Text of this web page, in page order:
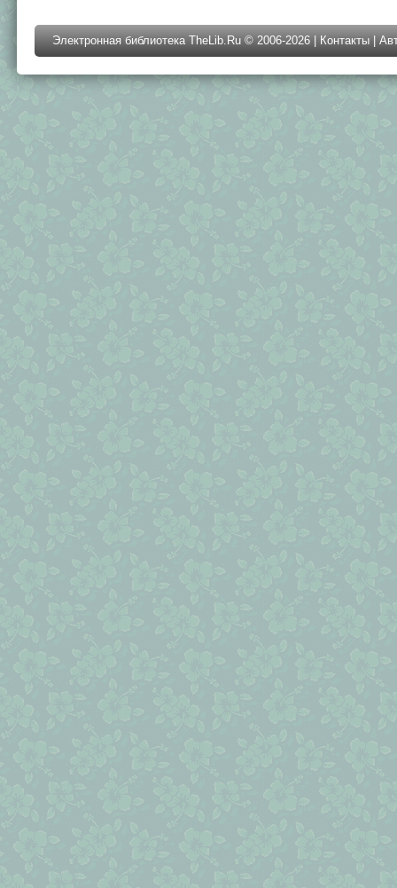
Электронная библиотека TheLib.Ru © 2006-2026 | Контакты |